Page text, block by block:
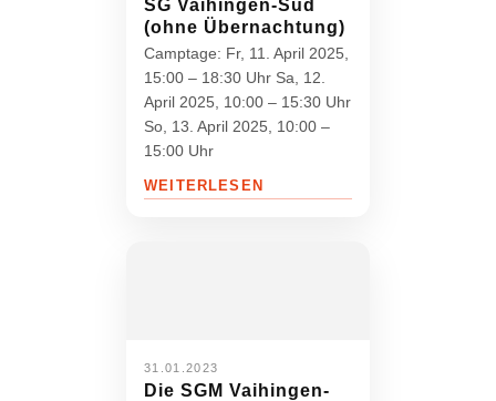
SG Vaihingen-Süd
(ohne Übernachtung)
Camptage: Fr, 11. April 2025,
15:00 – 18:30 Uhr Sa, 12.
April 2025, 10:00 – 15:30 Uhr
So, 13. April 2025, 10:00 –
15:00 Uhr
WEITERLESEN
31.01.2023
Die SGM Vaihingen-